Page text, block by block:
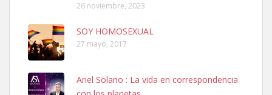
Ninfa perdida
26 noviembre, 2023
SOY HOMOSEXUAL
27 mayo, 2017
Ariel Solano : La vida en correspondencia